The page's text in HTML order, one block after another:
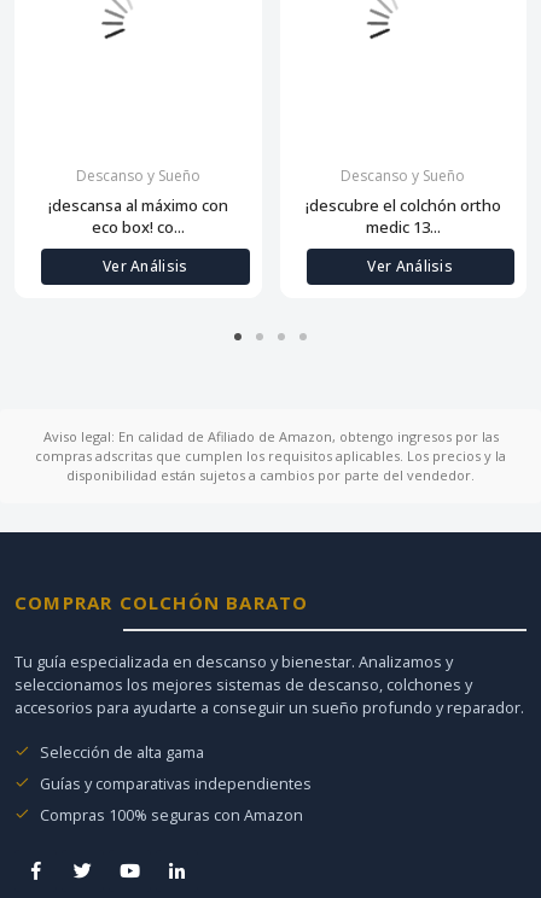
Descanso y Sueño
¡descansa al máximo con
eco box! co...
Ver Análisis
Descanso y Sueño
¡descubre el colchón ortho
medic 13...
Ver Análisis
Aviso legal: En calidad de Afiliado de Amazon, obtengo ingresos por las
compras adscritas que cumplen los requisitos aplicables. Los precios y la
disponibilidad están sujetos a cambios por parte del vendedor.
COMPRAR COLCHÓN BARATO
Tu guía especializada en descanso y bienestar. Analizamos y
seleccionamos los mejores sistemas de descanso, colchones y
accesorios para ayudarte a conseguir un sueño profundo y reparador.
Selección de alta gama
Guías y comparativas independientes
Compras 100% seguras con Amazon